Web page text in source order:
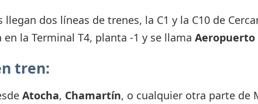
dos líneas de trenes, la C1 y la C10 de
la Terminal T4, planta -1 y se llama Aeropuerto
tren:
Atocha, Chamartín, o cualquier otra parte de